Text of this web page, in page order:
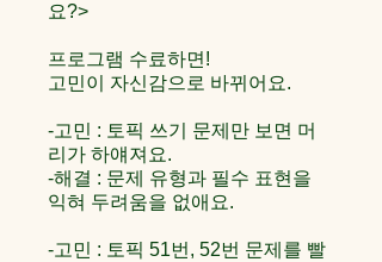
요?>
프로그램 수료하면!
고민이 자신감으로 바뀌어요.
-고민 : 토픽 쓰기 문제만 보면 머
리가 하얘져요.
-해결 : 문제 유형과 필수 표현을
익혀 두려움을 없애요.
-고민 : 토픽 51번, 52번 문제를 빨